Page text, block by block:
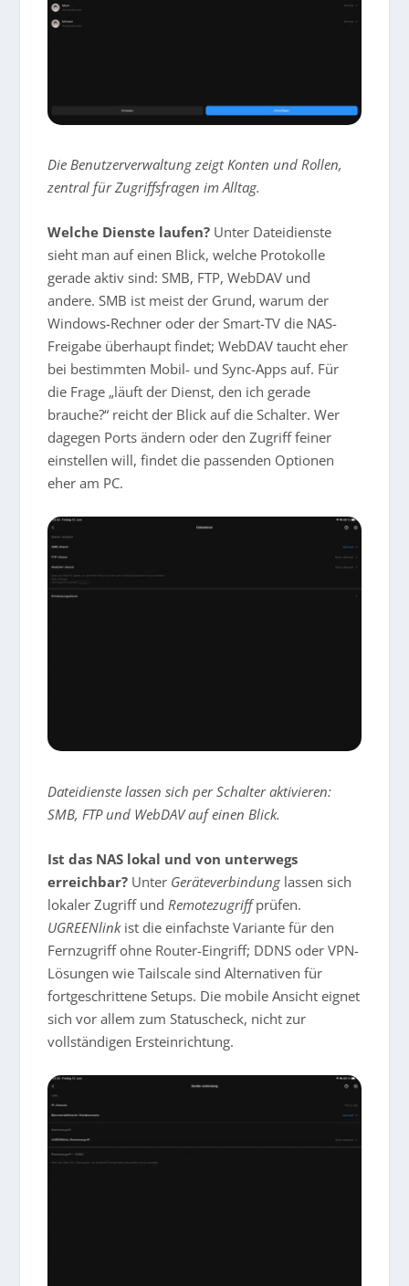
Die Benutzerverwaltung zeigt Konten und Rollen,
zentral für Zugriffsfragen im Alltag.
Welche Dienste laufen? Unter Dateidienste
sieht man auf einen Blick, welche Protokolle
gerade aktiv sind: SMB, FTP, WebDAV und
andere. SMB ist meist der Grund, warum der
Windows-Rechner oder der Smart-TV die NAS-
Freigabe überhaupt findet; WebDAV taucht eher
bei bestimmten Mobil- und Sync-Apps auf. Für
die Frage „läuft der Dienst, den ich gerade
brauche?“ reicht der Blick auf die Schalter. Wer
dagegen Ports ändern oder den Zugriff feiner
einstellen will, findet die passenden Optionen
eher am PC.
Dateidienste lassen sich per Schalter aktivieren:
SMB, FTP und WebDAV auf einen Blick.
Ist das NAS lokal und von unterwegs
erreichbar? Unter Geräteverbindung lassen sich
lokaler Zugriff undRemotezugriffprüfen.
UGREENlinkist die einfachste Variante für den
Fernzugriff ohne Router-Eingriff; DDNS oder VPN-
Lösungen wie Tailscale sind Alternativen für
fortgeschrittene Setups. Die mobile Ansicht eignet
sich vor allem zum Statuscheck, nicht zur
vollständigen Ersteinrichtung.